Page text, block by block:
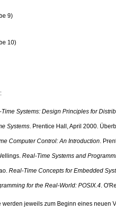
9)
10)
Systems: Design Principles for
Systems. Prentice Hall, April 2000.
Computer Control: An Introduction.
Real-Time Systems and
Real-Time Concepts for Embedded
for the Real-World: POSIX.4.
werden jeweils zum Beginn eines neuen